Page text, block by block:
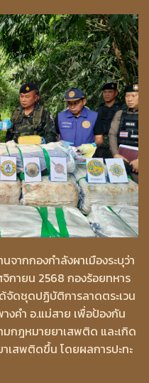
นจากกองกำลังผาเมืองระบุว่า
กายน 2568 กองร้อยทหาร
จัดชุดปฏิบัติการลาดตระเวน
งคำ อ.แม่สาย เพื่อป้องกัน
กฎหมายยาเสพติด และเกิด
เสพติดขึ้น โดยผลการปะทะ